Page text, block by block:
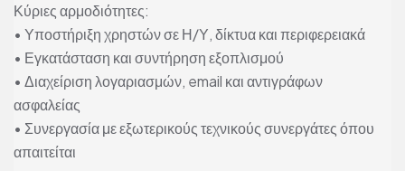
Κύριες αρμοδιότητες:
• Υποστήριξη χρηστών σε Η/Υ, δίκτυα και περιφερειακά
• Εγκατάσταση και συντήρηση εξοπλισμού
• Διαχείριση λογαριασμών, email και αντιγράφων
ασφαλείας
• Συνεργασία με εξωτερικούς τεχνικούς συνεργάτες όπου
απαιτείται